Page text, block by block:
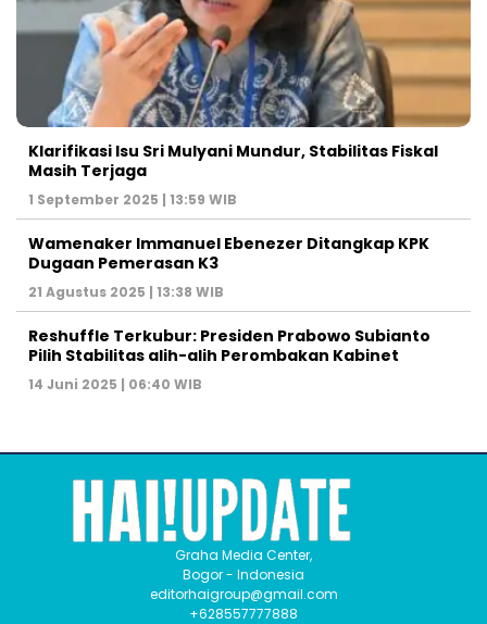
Klarifikasi Isu Sri Mulyani Mundur, Stabilitas Fiskal
Masih Terjaga
1 September 2025 | 13:59 WIB
Wamenaker Immanuel Ebenezer Ditangkap KPK
Dugaan Pemerasan K3
21 Agustus 2025 | 13:38 WIB
Reshuffle Terkubur: Presiden Prabowo Subianto
Pilih Stabilitas alih-alih Perombakan Kabinet
14 Juni 2025 | 06:40 WIB
Graha Media Center,
Bogor - Indonesia
editorhaigroup@gmail.com
+628557777888